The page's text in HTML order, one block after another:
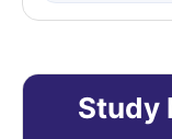
Study